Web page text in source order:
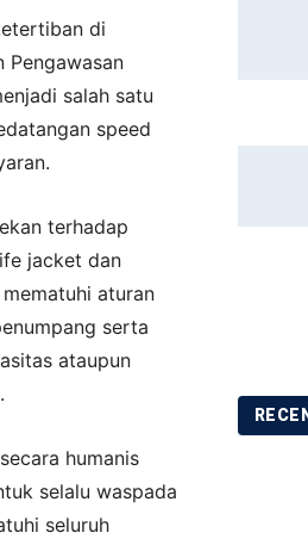
di
Pengawasan
salah satu
speed
terhadap
jacket dan
aturan
serta
ataupun
humanis
selalu waspada
seluruh